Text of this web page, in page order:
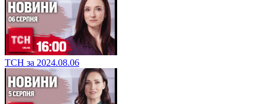
ТСН за 2024.08.06